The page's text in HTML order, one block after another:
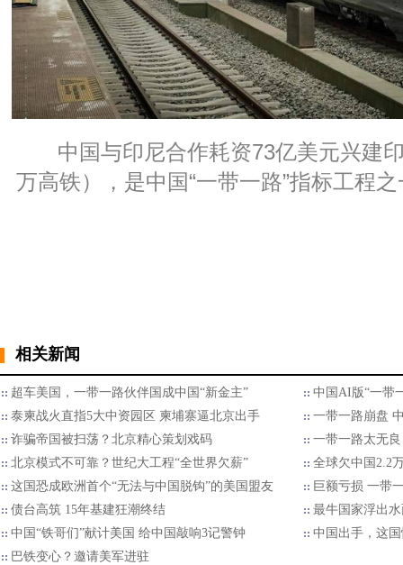
中国与印尼合作耗资73亿美元兴建
万高铁），是中国“一带一路”指标工程
相关新闻
超车美国，一带一路伙伴国成中国“新金主”
中国AI版“一带
泰柬战火直指5大中资园区 柬埔寨逼北京出手
一带一路崩盘
诈骗帝国被扫荡？北京精心策划戏码
一带一路太无
北京模式不可靠？世纪大工程“全世界欠薪”
全球欠中国2.2
这国恐成欧洲首个“无法与中国脱钩”的美国盟友
巨额亏损 一带
债台高筑 15年基建狂潮终结
最牛国家浮出
中国“铁哥们”献计美国 给中国敲响3记警钟
中国出手，这
巴铁变心？邀请美军进驻